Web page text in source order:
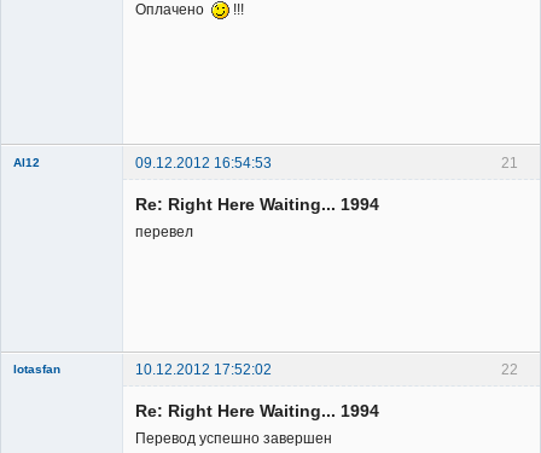
Оплачено !!!
21
Al12
09.12.2012 16:54:53
Re: Right Here Waiting... 1994
перевел
22
lotasfan
10.12.2012 17:52:02
Re: Right Here Waiting... 1994
Перевод успешно завершен